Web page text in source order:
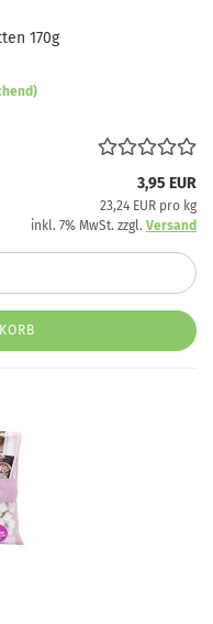
170g
3,95 EUR
23,24 EUR pro kg
inkl. 7% MwSt. zzgl. Versand